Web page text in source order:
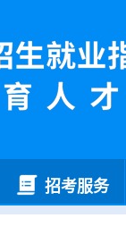
招考服务